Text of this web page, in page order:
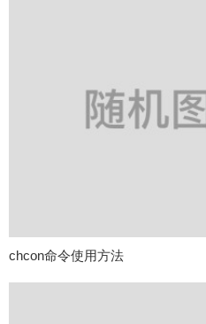
chcon命令使用方法